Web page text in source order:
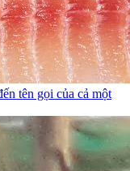
tên gọi của cả một